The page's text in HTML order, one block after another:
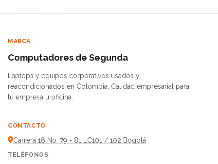
MARCA
Computadores de Segunda
Laptops y equipos corporativos usados y
reacondicionados en Colombia. Calidad empresarial para
tu empresa u oficina.
CONTACTO
Carrera 16 No. 79 - 81 LC101 / 102 Bogotá
TELÉFONOS